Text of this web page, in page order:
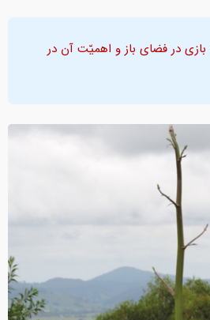
بازی در فضای باز و اهمیّت آن در